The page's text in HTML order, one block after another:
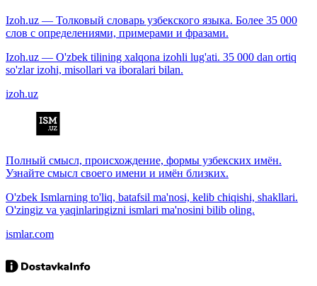
Izoh.uz — Толковый словарь узбекского языка. Более 35 000
слов с определениями, примерами и фразами.
Izoh.uz — O'zbek tilining xalqona izohli lug'ati. 35 000 dan ortiq
so'zlar izohi, misollari va iboralari bilan.
izoh.uz
Полный смысл, происхождение, формы узбекских имён.
Узнайте смысл своего имени и имён близких.
O'zbek Ismlarning to'liq, batafsil ma'nosi, kelib chiqishi, shakllari.
O'zingiz va yaqinlaringizni ismlari ma'nosini bilib oling.
ismlar.com